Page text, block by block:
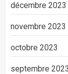
décembre 2023
novembre 2023
octobre 2023
septembre 2023